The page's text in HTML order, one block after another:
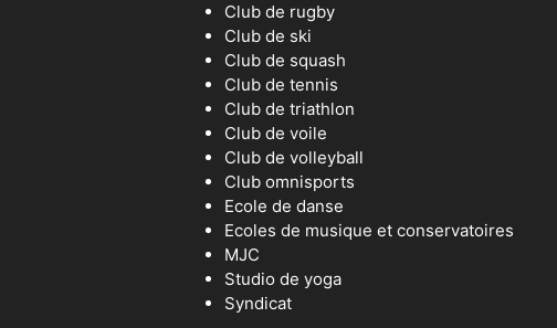
Club de rugby
Club de ski
Club de squash
Club de tennis
Club de triathlon
Club de voile
Club de volleyball
Club omnisports
Ecole de danse
Ecoles de musique et conservatoires
MJC
Studio de yoga
Syndicat